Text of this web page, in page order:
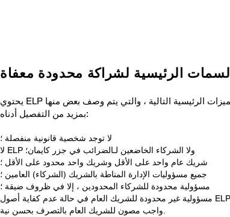
يحتوي ELP على الميزات الرئيسية التالية ، والتي يتم وصف بعض منها
بمزيد من التفصيل أدناه:
السمات الرئيسية لشراكة محدودة معفاة
لا توجد شخصية قانونية منفصلة ؛
لا ELP ولا الشركاء الخاضعين لـالضرائب في جزر كايمان؛
شريك عام واحد على الأقل وشريك واحد محدود على الأقل ؛
جميع مسؤوليات الإدارة المناطة بالشريك (الشركاء) العامين ؛
مسؤولية محدودة للشركاء المحدودين ، إلا في ظروف ضيقة ؛